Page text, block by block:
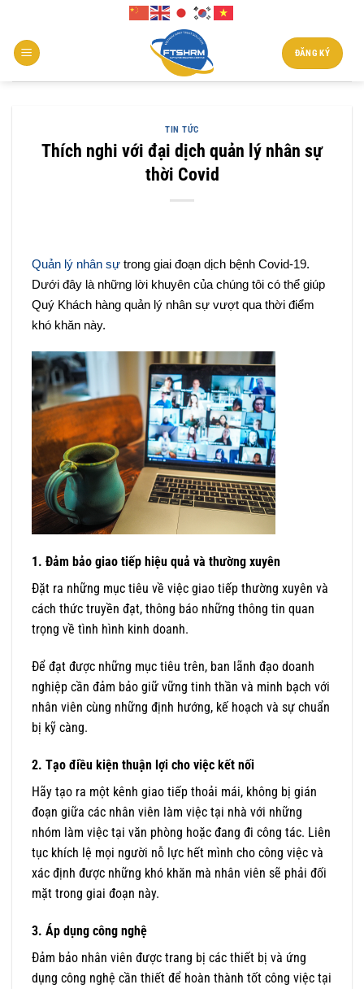
nội
dung
ĐĂNG KÝ
TIN TỨC
Thích nghi với đại dịch quản lý nhân sự
thời Covid
Quản lý nhân sự trong giai đoạn dịch bệnh Covid-19.
Dưới đây là những lời khuyên của chúng tôi có thể giúp
Quý Khách hàng quản lý nhân sự vượt qua thời điểm
khó khăn này.
1. Đảm bảo giao tiếp hiệu quả và thường xuyên
Đặt ra những mục tiêu về việc giao tiếp thường xuyên và
cách thức truyền đạt, thông báo những thông tin quan
trọng về tình hình kinh doanh.
Để đạt được những mục tiêu trên, ban lãnh đạo doanh
nghiệp cần đảm bảo giữ vững tinh thần và minh bạch với
nhân viên cùng những định hướng, kế hoạch và sự chuẩn
bị kỹ càng.
2. Tạo điều kiện thuận lợi cho việc kết nối
Hãy tạo ra một kênh giao tiếp thoải mái, không bị gián
đoạn giữa các nhân viên làm việc tại nhà với những
nhóm làm việc tại văn phòng hoặc đang đi công tác. Liên
tục khích lệ mọi người nỗ lực hết mình cho công việc và
xác định được những khó khăn mà nhân viên sẽ phải đối
mặt trong giai đoạn này.
3. Áp dụng công nghệ
Đảm bảo nhân viên được trang bị các thiết bị và ứng
dụng công nghệ cần thiết để hoàn thành tốt công việc tại